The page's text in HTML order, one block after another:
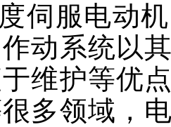
伺服电动
动系统以
维护等优
多领域，